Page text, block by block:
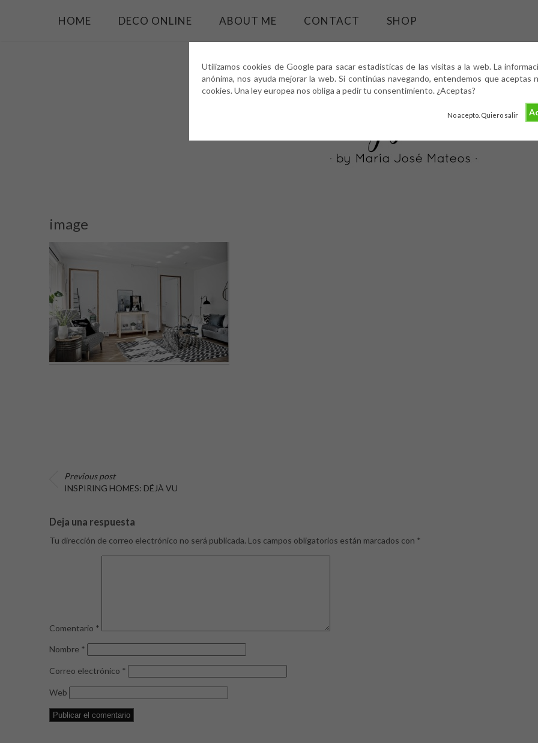
Utilizamos cookies de Google para sacar estadísticas de las visitas a la web. La
anónima, nos ayuda mejorar la web. Si continúas navegando, entendemos que aceptas
cookies. Una ley europea nos obliga a pedir tu consentimiento. ¿Aceptas?
No acepto. Quiero salir
HOME DECO ONLINE ABOUT ME CONTACT SHOP
image
Previous post
INSPIRING HOMES: DÉJÀ VU
Deja una respuesta
Tu dirección de correo electrónico no será publicada. Los campos obligatorios están marcados con *
Comentario *
Nombre *
Correo electrónico *
Web